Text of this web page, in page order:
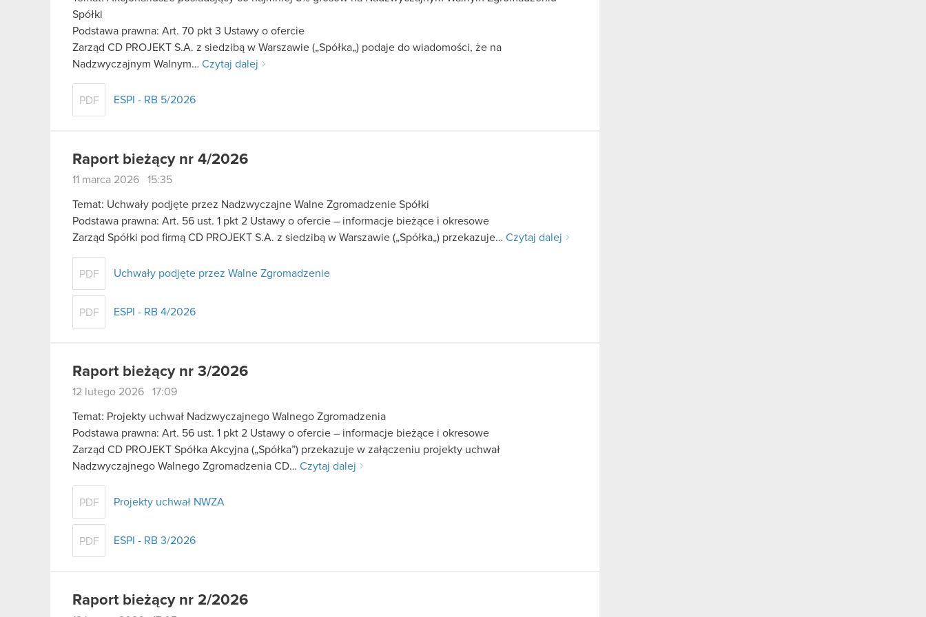
Spółki
Podstawa prawna: Art. 70 pkt 3 Ustawy o ofercie
Zarząd CD PROJEKT S.A. z siedzibą w Warszawie („Spółka„) podaje do wiadomości, że na
Nadzwyczajnym Walnym… Czytaj dalej
PDF ESPI - RB 5/2026
Raport bieżący nr 4/2026
11 marca 2026 15:35
Temat: Uchwały podjęte przez Nadzwyczajne Walne Zgromadzenie Spółki
Podstawa prawna: Art. 56 ust. 1 pkt 2 Ustawy o ofercie – informacje bieżące i okresowe
Zarząd Spółki pod firmą CD PROJEKT S.A. z siedzibą w Warszawie („Spółka„) przekazuje… Czytaj dalej
PDF Uchwały podjęte przez Walne Zgromadzenie
PDF ESPI - RB 4/2026
Raport bieżący nr 3/2026
12 lutego 2026 17:09
Temat: Projekty uchwał Nadzwyczajnego Walnego Zgromadzenia
Podstawa prawna: Art. 56 ust. 1 pkt 2 Ustawy o ofercie – informacje bieżące i okresowe
Zarząd CD PROJEKT Spółka Akcyjna („Spółka”) przekazuje w załączeniu projekty uchwał
Nadzwyczajnego Walnego Zgromadzenia CD… Czytaj dalej
PDF Projekty uchwał NWZA
PDF ESPI - RB 3/2026
Raport bieżący nr 2/2026